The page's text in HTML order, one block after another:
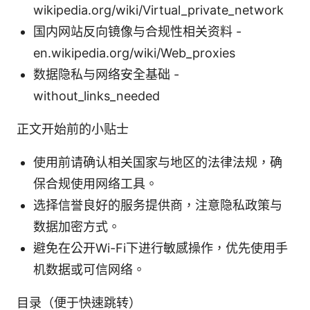
wikipedia.org/wiki/Virtual_private_network
国内网站反向镜像与合规性相关资料 -
en.wikipedia.org/wiki/Web_proxies
数据隐私与网络安全基础 -
without_links_needed
正文开始前的小贴士
使用前请确认相关国家与地区的法律法规，确
保合规使用网络工具。
选择信誉良好的服务提供商，注意隐私政策与
数据加密方式。
避免在公开Wi-Fi下进行敏感操作，优先使用手
机数据或可信网络。
目录（便于快速跳转）